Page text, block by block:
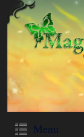
Menu